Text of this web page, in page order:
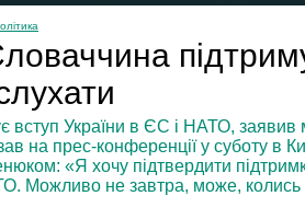
вступ України в ЄС і НАТО, заявив
на прес-конференцiї у суботу в
«Я хочу пiдтвердити
Можливо не завтра, може, колись